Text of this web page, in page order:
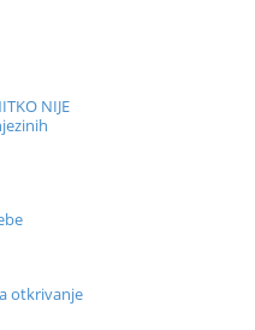
NIJE
otkrivanje